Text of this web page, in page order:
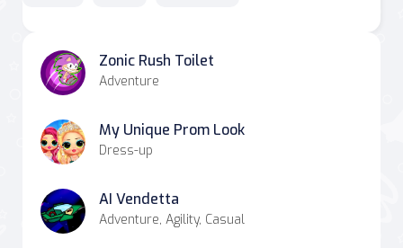
Zonic Rush Toilet
Adventure
My Unique Prom Look
Dress-up
AI Vendetta
Adventure, Agility, Casual